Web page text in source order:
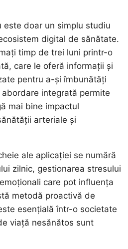
este doar un simplu studiu
digital de sănătate.
timp de trei luni printr-o
care le oferă informații și
pentru a-și îmbunătăți
integrată permite
mai bine impactul
arteriale și
ale aplicației se numără
zilnic, gestionarea stresului
care pot influența
metodă proactivă de
esențială într-o societate
viață nesănătos sunt